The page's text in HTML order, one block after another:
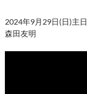
2024年9月29日(日)主
森田友明